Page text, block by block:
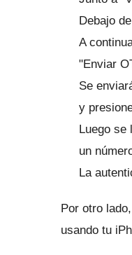
Debajo
A
"Enviar
Se
y
Luego se
un
La
Por otro
usando tu